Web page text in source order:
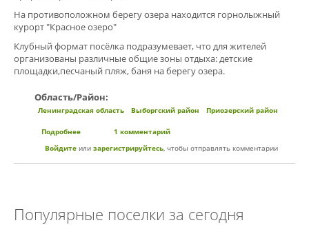
На противоположном берегу озера находится горнолыжный
курорт "Красное озеро"
Клубный формат посёлка подразумевает, что для жителей
организованы различные общие зоны отдыха: детские
площадки,песчаный пляж, баня на берегу озера.
Область/Район:
Ленинградская область Выборгский район Приозерский район
Подробнее о Коттеджный поселок "Красницино"
1 комментарий
Войдите или зарегистрируйтесь, чтобы отправлять комментарии
Популярные поселки за сегодня